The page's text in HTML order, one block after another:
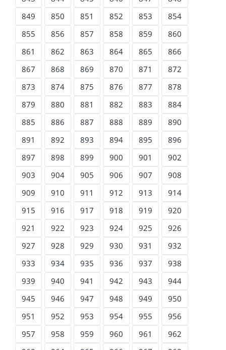
849
850 851 852 853
854
855
856 857 858 859
860
861
862 863 864 865
866
867
868 869 870 871
872
873
874 875 876 877
878
879
880 881 882 883
884
885
886 887 888 889
890
891
892 893 894 895
896
897
898 899 900 901
902
903
904 905 906 907
908
909
910 911 912 913
914
915
916 917 918 919
920
921
922 923 924 925
926
927
928 929 930 931
932
933
934 935 936 937
938
939
940 941 942 943
944
945
946 947 948 949
950
951
952 953 954 955
956
957
958 959 960 961
962